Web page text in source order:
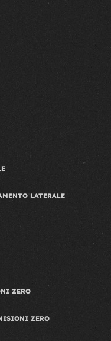
LATERALE
ZERO
ZERO